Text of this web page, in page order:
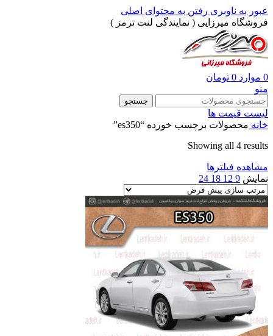
عبور به ناوبری رفتن به محتوای اصلی
فروشگاه میرزایی ( نمایندگی لنت ترمز )
0 موارد 0 تومان
منو
جستجو
لیست قیمت ها
خانه محصولات برچسب خورده “es350”
Showing all 4 results
مشاهده فیلترها
نمایش 9
12
18
24